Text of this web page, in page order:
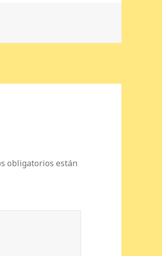
obligatorios están